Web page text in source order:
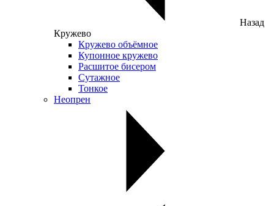
Назад
Кружево
Кружево объёмное
Купонное кружево
Расшитое бисером
Сутажное
Тонкое
Неопрен